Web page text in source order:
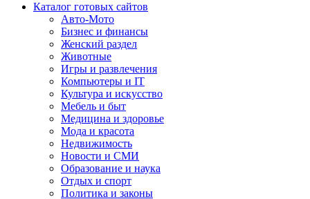
Каталог готовых сайтов
Авто-Мото
Бизнес и финансы
Женский раздел
Животные
Игры и развлечения
Компьютеры и IT
Культура и искусство
Мебель и быт
Медицина и здоровье
Мода и красота
Недвижимость
Новости и СМИ
Образование и наука
Отдых и спорт
Политика и законы